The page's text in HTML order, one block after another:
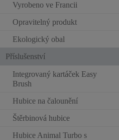
Vyrobeno ve Francii
Opravitelný produkt
Ekologický obal
Příslušenství
Integrovaný kartáček Easy
Brush
Hubice na čalounění
Štěrbinová hubice
Hubice Animal Turbo s